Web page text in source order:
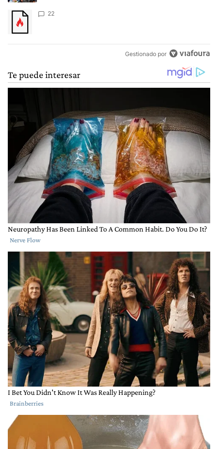
Un artículo de tendencia con el título "" con 22 comentarios.
22
Gestionado por